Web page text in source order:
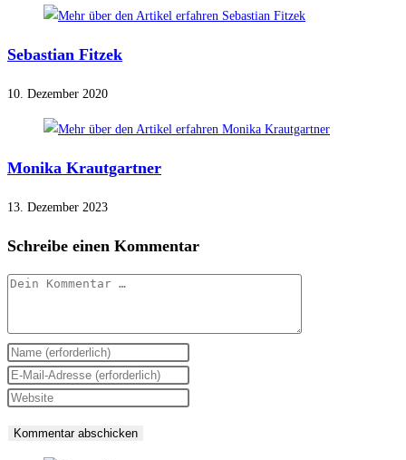
Sebastian Fitzek
10. Dezember 2020
Monika Krautgartner
13. Dezember 2023
Schreibe einen Kommentar